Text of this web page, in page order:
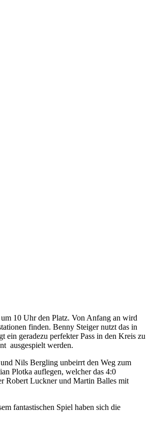
10 Uhr den Platz. Von Anfang an wird
finden. Benny Steiger nutzt das in
geradezu perfekter Pass in den Kreis zu
ausgespielt werden.
Nils Bergling unbeirrt den Weg zum
Plotka auflegen, welcher das 4:0
Robert Luckner und Martin Balles mit
fantastischen Spiel haben sich die